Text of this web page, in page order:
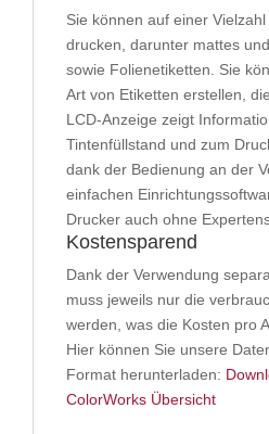
Sie können auf einer
drucken, darunter mattes
sowie Folienetiketten. Sie
Art von Etiketten erstellen,
LCD-Anzeige zeigt
Tintenfüllstand und zum
dank der Bedienung an der
einfachen
Drucker auch ohne
Kostensparend
Dank der Verwendung
muss jeweils nur die
werden, was die Kosten pro
Hier können Sie unsere
Format herunterladen:
ColorWorks Übersicht